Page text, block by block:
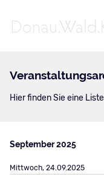
Hier finden Sie eine
September 2025
Mittwoch, 24.09.2025